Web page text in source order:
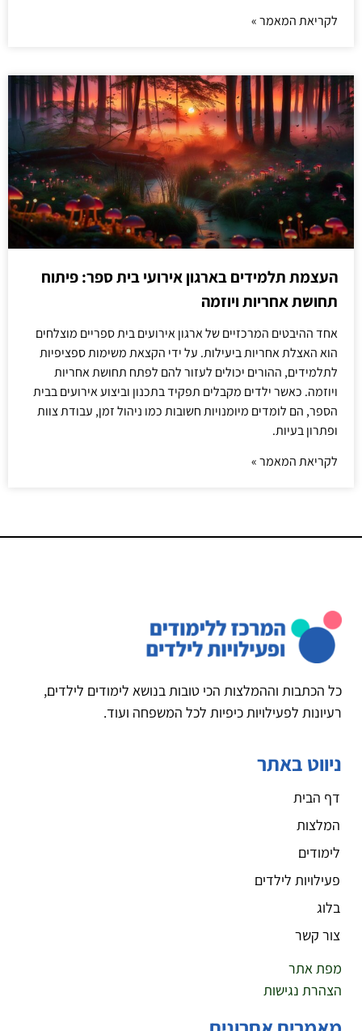
לקריאת המאמר »
העצמת תלמידים בארגון אירועי בית ספר: פיתוח
תחושת אחריות ויוזמה
אחד ההיבטים המרכזיים של ארגון אירועים בית ספריים מוצלחים
הוא האצלת אחריות ביעילות. על ידי הקצאת משימות ספציפיות
לתלמידים, ההורים יכולים לעזור להם לפתח תחושת אחריות
ויוזמה. כאשר ילדים מקבלים תפקיד בתכנון וביצוע אירועים בבית
הספר, הם לומדים מיומנויות חשובות כמו ניהול זמן, עבודת צוות
ופתרון בעיות.
לקריאת המאמר »
כל הכתבות וההמלצות הכי טובות בנושא לימודים לילדים,
רעיונות לפעילויות כיפיות לכל המשפחה ועוד.
ניווט באתר
דף הבית
המלצות
לימודים
פעילויות לילדים
בלוג
צור קשר
מפת אתר
הצהרת נגישות